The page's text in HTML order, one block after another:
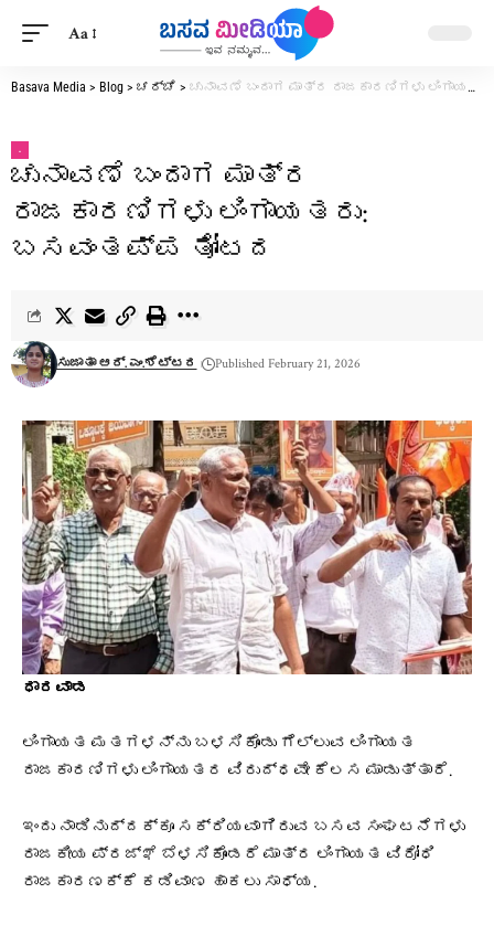
Aa
Basava Media > Blog > ಚರ್ಚೆ > ಚುನಾವಣೆ ಬಂದಾಗ ಮಾತ್ರ ರಾಜಕಾರಣಿಗಳು ಲಿಂಗಾಯತರು: ಬಸವಂತಪ್ಪ ತೋಟದ
.
ಚುನಾವಣೆ ಬಂದಾಗ ಮಾತ್ರ
ರಾಜಕಾರಣಿಗಳು ಲಿಂಗಾಯತರು:
ಬಸವಂತಪ್ಪ ತೋಟದ
ಸುಜಾತಾ ಆರ್. ಎಂ.ಶೆಟ್ಟರ Published February 21, 2026
ಧಾರವಾಡ
ಲಿಂಗಾಯತ ಮತಗಳನ್ನು ಬಳಸಿಕೊಂಡು ಗೆಲ್ಲುವ ಲಿಂಗಾಯತ
ರಾಜಕಾರಣಿಗಳು ಲಿಂಗಾಯತರ ವಿರುದ್ಧವೇ ಕೆಲಸ ಮಾಡುತ್ತಾರೆ.
ಇಂದು ನಾಡಿನುದ್ದಕ್ಕೂ ಸಕ್ರಿಯವಾಗಿರುವ ಬಸವ ಸಂಘಟನೆಗಳು
ರಾಜಕೀಯ ಪ್ರಜ್ಞೆ ಬೆಳಸಿಕೊಂಡರೆ ಮಾತ್ರ ಲಿಂಗಾಯತ ವಿರೋಧಿ
ರಾಜಕಾರಣಕ್ಕೆ ಕಡಿವಾಣ ಹಾಕಲು ಸಾಧ್ಯ.